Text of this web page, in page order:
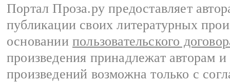
Портал Проза.ру предоставляет
публикации своих литературных
основании пользовательского
произведения принадлежат авторам
произведений возможна только с